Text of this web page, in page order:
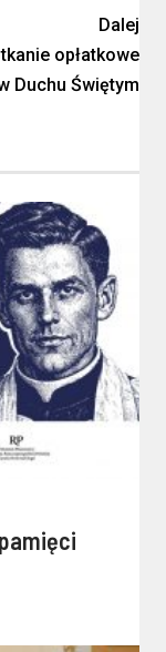
Dalej
opłatkowe
Duchu Świętym